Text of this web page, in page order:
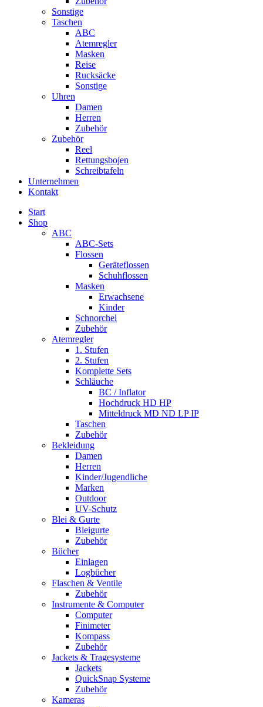
Sonstige
Taschen
ABC
Atemregler
Masken
Reise
Rucksäcke
Sonstige
Uhren
Damen
Herren
Zubehör
Zubehör
Reel
Rettungsbojen
Schreibtafeln
Unternehmen
Kontakt
Start
Shop
ABC
ABC-Sets
Flossen
Geräteflossen
Schuhflossen
Masken
Erwachsene
Kinder
Schnorchel
Zubehör
Atemregler
1. Stufen
2. Stufen
Komplette Sets
Schläuche
BC / Inflator
Hochdruck HD HP
Mitteldruck MD ND LP IP
Taschen
Zubehör
Bekleidung
Damen
Herren
Kinder/Jugendliche
Marken
Outdoor
UV-Schutz
Blei & Gurte
Bleigurte
Zubehör
Bücher
Einlagen
Logbücher
Flaschen & Ventile
Zubehör
Instrumente & Computer
Computer
Finimeter
Kompass
Zubehör
Jackets & Tragesysteme
Jackets
QuickSnap Systeme
Zubehör
Kameras